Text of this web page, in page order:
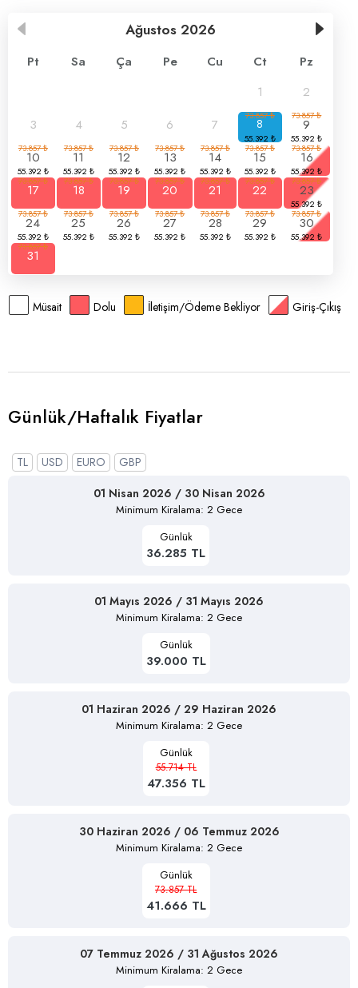
Ağustos 2026
Pt Sa Ça Pe Cu Ct
Pz
1
2
3
4 5 6 7 8
9
10
11 12 13 14 15
16
17
18 19 20 21 22
23
24
25 26 27 28 29
30
31
Müsait Dolu İletişim/Ödeme Bekliyor Giriş-Çıkış
Günlük/Haftalık Fiyatlar
TL USD EURO
GBP
01 Nisan 2026 / 30 Nisan 2026
Minimum Kiralama: 2 Gece
Günlük
36.285 TL
01 Mayıs 2026 / 31 Mayıs 2026
Minimum Kiralama: 2 Gece
Günlük
39.000 TL
01 Haziran 2026 / 29 Haziran 2026
Minimum Kiralama: 2 Gece
Günlük
55.714 TL
47.356 TL
30 Haziran 2026 / 06 Temmuz 2026
Minimum Kiralama: 2 Gece
Günlük
73.857 TL
41.666 TL
07 Temmuz 2026 / 31 Ağustos 2026
Minimum Kiralama: 2 Gece